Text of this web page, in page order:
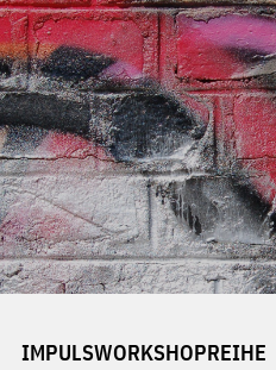
IMPULSWORKSHOPREIHE